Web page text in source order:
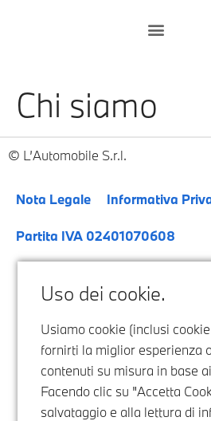
Uso dei cookie.
Usiamo cookie (inclusi
fornirti la miglior esperienza
contenuti su misura in base
Facendo clic su "Accetta
salvataggio e alla lettura di
Chi siamo
L’Automobile S.r.l.
Nota Legale Informativa
Partita IVA 02401070608